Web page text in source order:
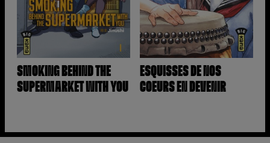
SMOKING BEHIND THE
SUPERMARKET WITH YOU
ESQUISSES DE NOS
COEURS EN DEVENIR